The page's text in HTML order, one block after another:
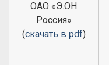
ОАО «Э.ОН
Россия»
(скачать в pdf)